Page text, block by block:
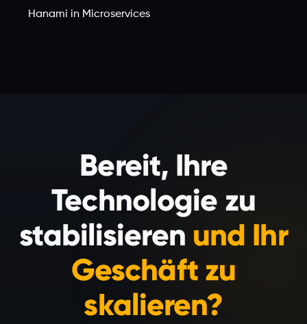
Hanami in Microservices
Bereit, Ihre
Technologie zu
stabilisieren und Ihr
Geschäft zu
skalieren?